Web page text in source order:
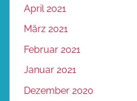
April 2021
März 2021
Februar 2021
Januar 2021
Dezember 2020